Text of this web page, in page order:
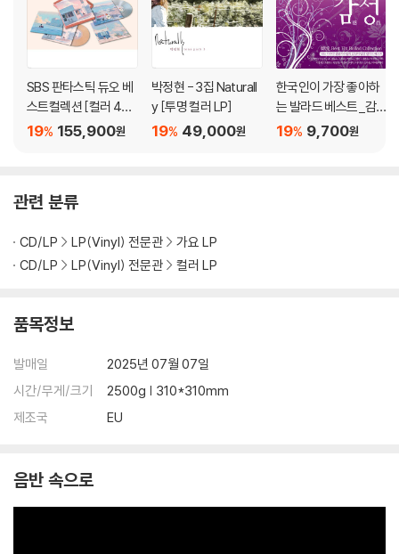
아래에 해당하는 경우는 불량이 아니므로 개봉 후 반품/교환이 불가합니
1) 컬러 디스크는 웹 이미지와 실제 색상이 차이가 날 수 있습니다.
있습니다.
3) 컬러 디스크는 제작 과정에서 다른 색상 염료가 섞여 얼룩과 번짐, 반점
등이 발생할 수 있습니다.
1) 불량으로 인한 반품/교환 요청 시에는 불량 확인을 위해 개봉 시의 동영
다.
관련 사진과 동영상 및 재생 기기 모델명을 첨부하여 첨부하여 고객센터에
가 어려우므로 신중한 구매를 부탁드립니다.
SBS 판타스틱 듀오 베
스트컬렉션 [컬러 4LP
박스세트]155,900원
19%
박정현 - 3집 Naturall
y [투명 컬러 LP]
49,000원
19%
한국인이 가장 좋아하
는 발라드 베스트_감성
(2CD)9,700원
19%
관련 분류
CD/LP LP(Vinyl) 전문관
가요 LP
CD/LP
LP(Vinyl) 전문관 컬러 LP
품목정보
발매일
2025년 07월 07일
시간/무게/크기
2500g | 310*310mm
제조국
EU
음반 속으로